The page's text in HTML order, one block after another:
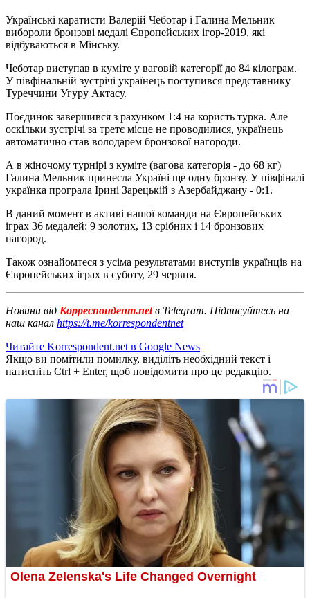
Українські каратисти Валерій Чеботар і Галина Мельник
вибороли бронзові медалі Європейських ігор-2019, які
відбуваються в Мінську.
Чеботар виступав в куміте у ваговій категорії до 84 кілограм.
У півфінальній зустрічі українець поступився представнику
Туреччини Угуру Актасу.
Поєдинок завершився з рахунком 1:4 на користь турка. Але
оскільки зустрічі за третє місце не проводилися, українець
автоматично став володарем бронзової нагороди.
А в жіночому турнірі з куміте (вагова категорія - до 68 кг)
Галина Мельник принесла Україні ще одну бронзу. У півфіналі
українка програла Ірині Зарецькій з Азербайджану - 0:1.
В даний момент в активі нашої команди на Європейських
іграх 36 медалей: 9 золотих, 13 срібних і 14 бронзових
нагород.
Також ознайомтеся з усіма результатами виступів українців на
Європейських іграх в суботу, 29 червня.
Новини від Корреспондент.netв Telegram. Підписуйтесь на
наш канал https://t.me/korrespondentnet
Читайте Korrespondent.net в Google News
Якщо ви помітили помилку, виділіть необхідний текст і
натисніть Ctrl + Enter, щоб повідомити про це редакцію.